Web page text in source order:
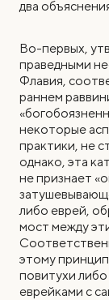
два
Во-первых,
праведными
Флавия,
раннем
некоторые
практики, не
однако, эта
не признает
либо еврей,
мост между
этому
повитухи
еврейками с